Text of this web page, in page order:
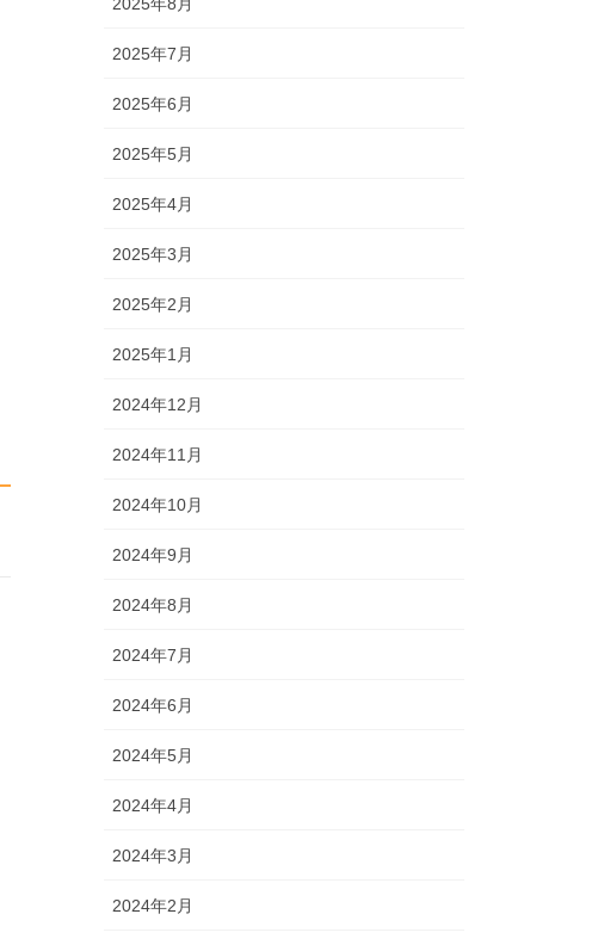
2025年7月
2025年6月
2025年5月
2025年4月
2025年3月
2025年2月
2025年1月
2024年12月
2024年11月
2024年10月
2024年9月
2024年8月
2024年7月
2024年6月
2024年5月
2024年4月
2024年3月
2024年2月